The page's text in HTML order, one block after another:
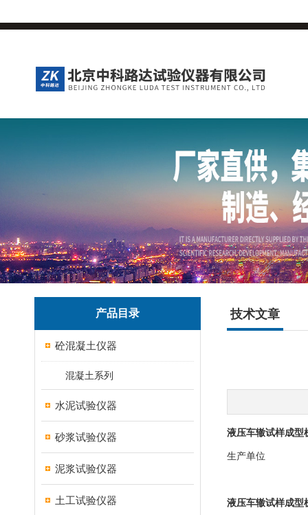
产品目录
砼混凝土仪器
混凝土系列
水泥试验仪器
砂浆试验仪器
泥浆试验仪器
土工试验仪器
技术文章
液压车辙试样成型
生产单位
液压车辙试样成型